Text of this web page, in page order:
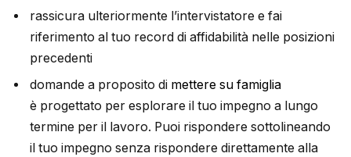
rassicura ulteriormente l’intervistatore e fai
riferimento al tuo record di affidabilità nelle posizioni
precedenti
domande a proposito di mettere su famiglia
è progettato per esplorare il tuo impegno a lungo
termine per il lavoro. Puoi rispondere sottolineando
il tuo impegno senza rispondere direttamente alla